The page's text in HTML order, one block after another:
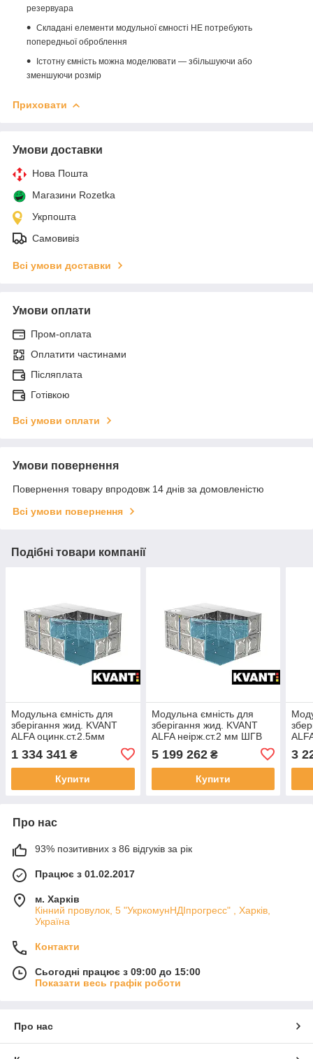
резервуара
Складані елементи модульної ємності НЕ потребують
попередньої оброблення
Істотну ємність можна моделювати — збільшуючи або
зменшуючи розмір
Приховати
Умови доставки
Нова Пошта
Магазини Rozetka
Укрпошта
Самовивіз
Всі умови доставки
Умови оплати
Пром-оплата
Оплатити частинами
Післяплата
Готівкою
Всі умови оплати
Умови повернення
Повернення товару впродовж 14 днів за домовленістю
Всі умови повернення
Подібні товари компанії
Модульна ємність для
зберігання жид. KVANT
ALFA оцинк.ст.2.5мм
ШГВ(8640x8640х2160)
1 334 341 ₴
Купити
Модульна ємність для
зберігання жид. KVANT
ALFA неірж.ст.2 мм ШГВ
(272098л)
5 199 262₴
Купити
3
Про нас
93% позитивних з 86 відгуків за рік
Працює з 01.02.2017
м. Харків
Кінний провулок, 5 "УкркомунНДІпрогресс" , Харків,
Україна
Контакти
Сьогодні працює з 09:00 до 15:00
Показати весь графік роботи
Про нас